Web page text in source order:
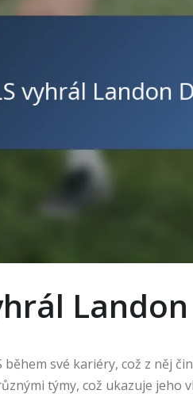
své kariéry, což z něj
týmy, což ukazuje jeho